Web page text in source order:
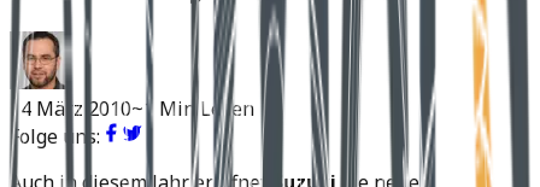
14 März 2010~1 Min Lesen
Folge uns: